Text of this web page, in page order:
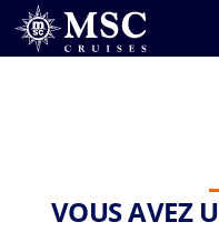
VOUS AVEZ